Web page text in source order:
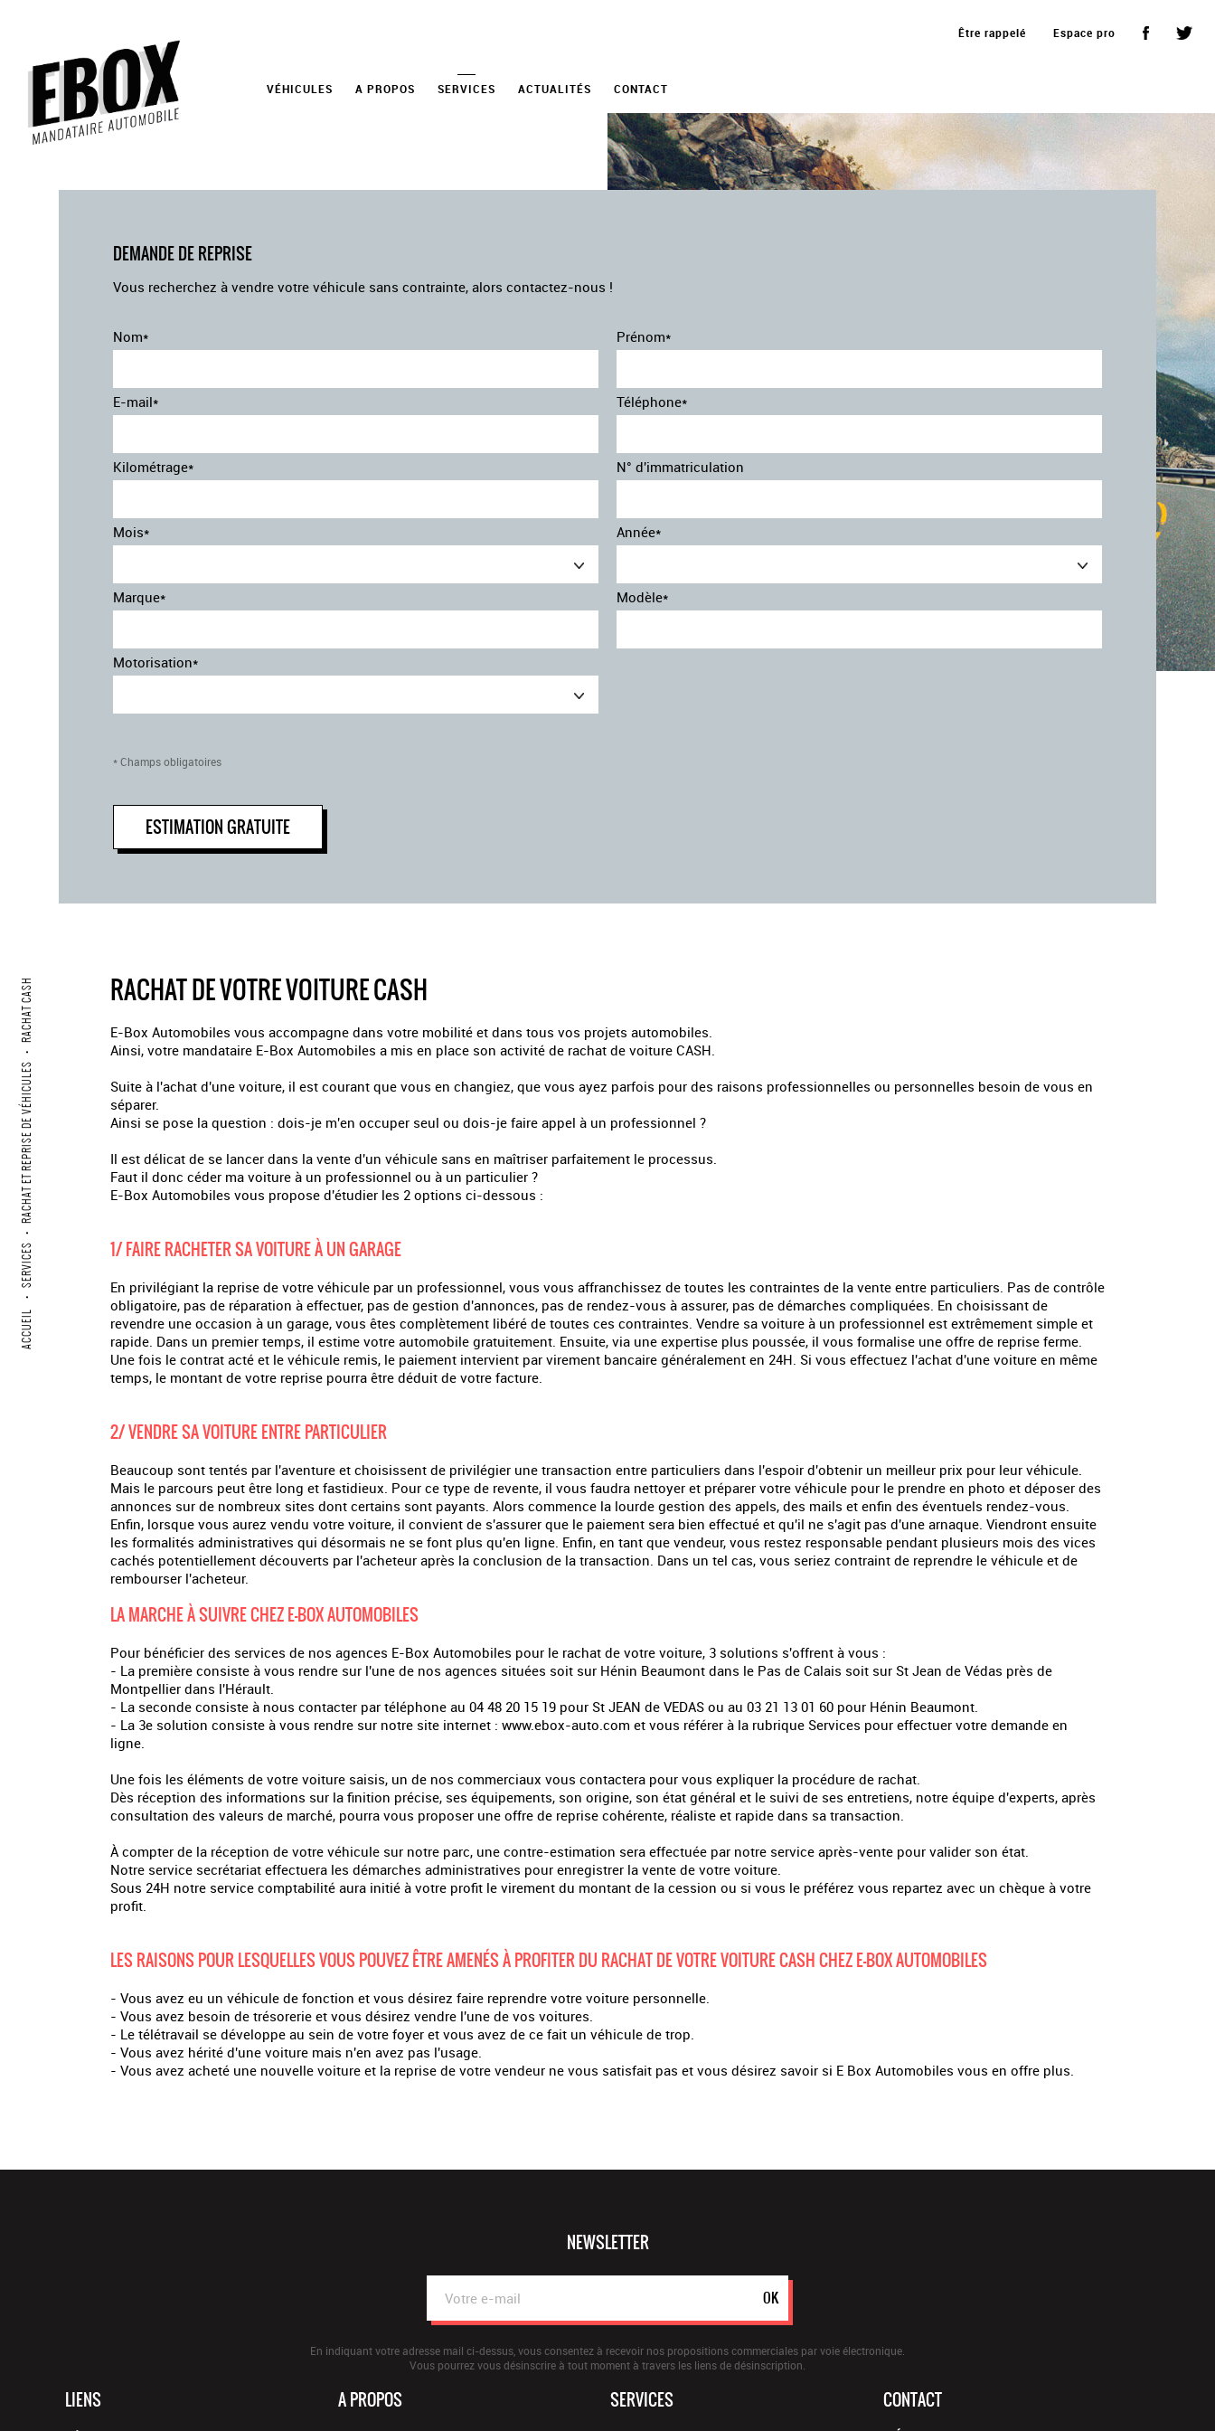
Être rappelé Espace pro
VÉHICULES A PROPOS SERVICES ACTUALITÉS CONTACT
ACCUEIL
•
SERVICES
•
RACHAT ET REPRISE DE VÉHICULES
•
RACHAT CASH
DEMANDE DE REPRISE
Vous recherchez à vendre votre véhicule sans contrainte, alors contactez-nous !
Nom* Prénom*
E-mail* Téléphone*
Kilométrage* N° d'immatriculation
Mois* Année*
Marque* Modèle*
Motorisation*
* Champs obligatoires
ESTIMATION GRATUITE
RACHAT DE VOTRE VOITURE CASH
E-Box Automobiles vous accompagne dans votre mobilité et dans tous vos projets automobiles.
Ainsi, votre mandataire E-Box Automobiles a mis en place son activité de rachat de voiture CASH.
Suite à l'achat d'une voiture, il est courant que vous en changiez, que vous ayez parfois pour des raisons professionnelles ou personnelles besoin de vous en
séparer.
Ainsi se pose la question : dois-je m'en occuper seul ou dois-je faire appel à un professionnel ?
Il est délicat de se lancer dans la vente d'un véhicule sans en maîtriser parfaitement le processus.
Faut il donc céder ma voiture à un professionnel ou à un particulier ?
E-Box Automobiles vous propose d'étudier les 2 options ci-dessous :
1/ FAIRE RACHETER SA VOITURE À UN GARAGE
En privilégiant la reprise de votre véhicule par un professionnel, vous vous affranchissez de toutes les contraintes de la vente entre particuliers. Pas de contrôle
obligatoire, pas de réparation à effectuer, pas de gestion d'annonces, pas de rendez-vous à assurer, pas de démarches compliquées. En choisissant de
revendre une occasion à un garage, vous êtes complètement libéré de toutes ces contraintes. Vendre sa voiture à un professionnel est extrêmement simple et
rapide. Dans un premier temps, il estime votre automobile gratuitement. Ensuite, via une expertise plus poussée, il vous formalise une offre de reprise ferme.
Une fois le contrat acté et le véhicule remis, le paiement intervient par virement bancaire généralement en 24H. Si vous effectuez l'achat d'une voiture en même
temps, le montant de votre reprise pourra être déduit de votre facture.
2/ VENDRE SA VOITURE ENTRE PARTICULIER
Beaucoup sont tentés par l'aventure et choisissent de privilégier une transaction entre particuliers dans l'espoir d'obtenir un meilleur prix pour leur véhicule.
Mais le parcours peut être long et fastidieux. Pour ce type de revente, il vous faudra nettoyer et préparer votre véhicule pour le prendre en photo et déposer des
annonces sur de nombreux sites dont certains sont payants. Alors commence la lourde gestion des appels, des mails et enfin des éventuels rendez-vous.
Enfin, lorsque vous aurez vendu votre voiture, il convient de s'assurer que le paiement sera bien effectué et qu'il ne s'agit pas d'une arnaque. Viendront ensuite
les formalités administratives qui désormais ne se font plus qu'en ligne. Enfin, en tant que vendeur, vous restez responsable pendant plusieurs mois des vices
cachés potentiellement découverts par l'acheteur après la conclusion de la transaction. Dans un tel cas, vous seriez contraint de reprendre le véhicule et de
rembourser l'acheteur.
LA MARCHE À SUIVRE CHEZ E-BOX AUTOMOBILES
Pour bénéficier des services de nos agences E-Box Automobiles pour le rachat de votre voiture, 3 solutions s'offrent à vous :
- La première consiste à vous rendre sur l'une de nos agences situées soit sur Hénin Beaumont dans le Pas de Calais soit sur St Jean de Védas près de
Montpellier dans l'Hérault.
- La seconde consiste à nous contacter par téléphone au 04 48 20 15 19 pour St JEAN de VEDAS ou au 03 21 13 01 60 pour Hénin Beaumont.
- La 3e solution consiste à vous rendre sur notre site internet : www.ebox-auto.com et vous référer à la rubrique Services pour effectuer votre demande en
ligne.
Une fois les éléments de votre voiture saisis, un de nos commerciaux vous contactera pour vous expliquer la procédure de rachat.
Dès réception des informations sur la finition précise, ses équipements, son origine, son état général et le suivi de ses entretiens, notre équipe d'experts, après
consultation des valeurs de marché, pourra vous proposer une offre de reprise cohérente, réaliste et rapide dans sa transaction.
À compter de la réception de votre véhicule sur notre parc, une contre-estimation sera effectuée par notre service après-vente pour valider son état.
Notre service secrétariat effectuera les démarches administratives pour enregistrer la vente de votre voiture.
Sous 24H notre service comptabilité aura initié à votre profit le virement du montant de la cession ou si vous le préférez vous repartez avec un chèque à votre
profit.
LES RAISONS POUR LESQUELLES VOUS POUVEZ ÊTRE AMENÉS À PROFITER DU RACHAT DE VOTRE VOITURE CASH CHEZ E-BOX AUTOMOBILES
- Vous avez eu un véhicule de fonction et vous désirez faire reprendre votre voiture personnelle.
- Vous avez besoin de trésorerie et vous désirez vendre l'une de vos voitures.
- Le télétravail se développe au sein de votre foyer et vous avez de ce fait un véhicule de trop.
- Vous avez hérité d'une voiture mais n'en avez pas l'usage.
- Vous avez acheté une nouvelle voiture et la reprise de votre vendeur ne vous satisfait pas et vous désirez savoir si E Box Automobiles vous en offre plus.
NEWSLETTER
OK
En indiquant votre adresse mail ci-dessus, vous consentez à recevoir nos propositions commerciales par voie électronique.
Vous pourrez vous désinscrire à tout moment à travers les liens de désinscription.
LIENS A PROPOS SERVICES CONTACT